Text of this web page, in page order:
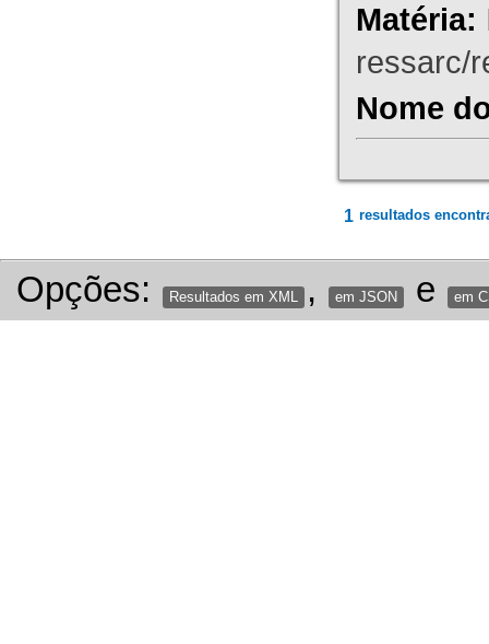
Matéria:
ressarc/
Nome
1 resultados
Opções: Resultados em XML , em JSON e em